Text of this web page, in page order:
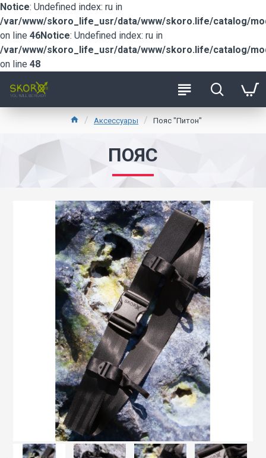
Notice: Undefined index: ru in
/var/www/skoro_life_usr/data/www/skoro.life/catalog/
on line 46Notice: Undefined index: ru in
/var/www/skoro_life_usr/data/www/skoro.life/catalog/
on line 48
Аксессуары Пояс "Питон"
ПОЯС